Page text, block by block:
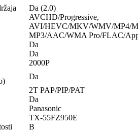
Da (2.0)
AVCHD/Progressive,
AVI/HEVC/MKV/WMV/MP4/
MP3/AAC/WMA Pro/FLAC/
Da
Da
2000P
Da
2T PAP/PIP/PAT
Da
Panasonic
TX-55FZ950E
B